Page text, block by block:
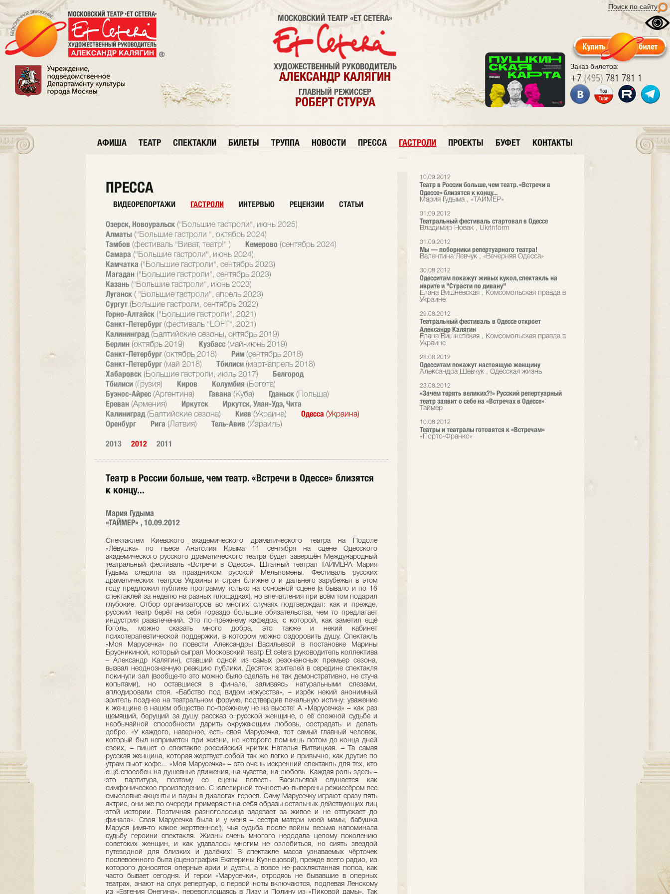
Поиск по сайту
Заказ билетов:
+7 (495) 781 781 1
МОСКОВСКИЙ ТЕАТР «ET CETERA»
ХУДОЖЕСТВЕННЫЙ РУКОВОДИТЕЛЬ
АЛЕКСАНДР КАЛЯГИН
ГЛАВНЫЙ РЕЖИССЕР
РОБЕРТ СТУРУА
АФИША ТЕАТР СПЕКТАКЛИ БИЛЕТЫ ТРУППА НОВОСТИ ПРЕССА ГАСТРОЛИ ПРОЕКТЫ БУФЕТ КОНТАКТЫ
10.09.2012
Театр в России больше, чем театр. «Встречи в
Одессе» близятся к концу...
Мария Гудыма , «ТАЙМЕР»
01.09.2012
Театральный фестиваль стартовал в Одессе
Владимир Новак , UkrInform
01.09.2012
Мы — поборники репертуарного театра!
Валентина Левчук , «Вечерняя Одесса»
30.08.2012
Одесситам покажут живых кукол, спектакль на
иврите и "Страсти по дивану"
Елана Вишневская , Комсомольская правда в
Украине
29.08.2012
Театральный фестиваль в Одессе откроет
Александр Калягин
Елана Вишневская , Комсомольская правда в
Украине
28.08.2012
Одесситам покажут настоящую женщину
Александра Шевчук , Одесская жизнь
23.08.2012
«Зачем терять великих?!» Русский репертуарный
театр заявит о себе на «Встречах в Одессе»
Таймер
10.08.2012
Театры и театралы готовятся к «Встречам»
«Порто-Франко»
ПРЕССА
ВИДЕОРЕПОРТАЖИ ГАСТРОЛИ ИНТЕРВЬЮ РЕЦЕНЗИИ СТАТЬИ
Озерск, Новоуральск ("Большие гастроли", июнь 2025)
Алматы ("Большие гастроли ", октябрь 2024)
Тамбов (фестиваль "Виват, театр!" ) Кемерово (сентябрь 2024)
Самара ("Большие гастроли", июнь 2024)
Камчатка ("Большие гастроли", сентябрь 2023)
Магадан ("Большие гастроли", сентябрь 2023)
Казань ("Большие гастроли", июнь 2023)
Луганск ( "Большие гастроли", апрель 2023)
Сургут (Большие гастроли, сентябрь 2022)
Горно-Алтайск ("Большие гастроли", 2021)
Санкт-Петербург (фестиваль "LOFT", 2021)
Калининград (Балтийские сезоны, октябрь 2019)
Берлин (октябрь 2019) Кузбасс (май-июнь 2019)
Санкт-Петербург (октябрь 2018) Рим (сентябрь 2018)
Санкт-Петербург (май 2018) Тбилиси (март-апрель 2018)
Хабаровск (Большие гастроли, июль 2017)
Белгород
Тбилиси (Грузия) Киров Колумбия (Богота)
Буэнос-Айрес (Аргентина) Гавана (Куба) Гданьск (Польша)
Ереван (Армения) Иркутск
Иркутск, Улан-Удэ, Чита
Калиниград (Балтийские сезона) Киев (Украина) Одесса (Украина)
Оренбург Рига (Латвия) Тель-Авив (Израиль)
2013 2012 2011
Театр в России больше, чем театр. «Встречи в Одессе» близятся
к концу...
Мария Гудыма
«ТАЙМЕР» , 10.09.2012
Спектаклем Киевского академического драматического театра на Подоле
«Лёвушка» по пьесе Анатолия Крыма 11 сентября на сцене Одесского
академического русского драматического театра будет завершён Международный
театральный фестиваль «Встречи в Одессе». Штатный театрал ТАЙМЕРА Мария
Гудыма следила за праздником русской Мельпомены. Фестиваль русских
драматических театров Украины и стран ближнего и дальнего зарубежья в этом
году предложил публике программу только на основной сцене (а бывало и по 16
спектаклей за неделю на разных площадках), но впечатления при всём том подарил
глубокие. Отбор организаторов во многих случаях подтверждал: как и прежде,
русский театр берёт на себя гораздо большие обязательства, чем то предлагает
индустрия развлечений. Это по-прежнему кафедра, с которой, как заметил ещё
Гоголь, можно сказать много добра, это также и некий кабинет
психотерапевтической поддержки, в котором можно оздоровить душу. Спектакль
«Моя Марусечка» по повести Александры Васильевой в постановке Марины
Брусникиной, который сыграл Московский театр Et cetera (руководитель коллектива
– Александр Калягин), ставший одной из самых резонансных премьер сезона,
вызвал неоднозначную реакцию публики. Десяток зрителей в середине спектакля
покинули зал (вообще-то это можно было сделать не так демонстративно, не стуча
копытами), но оставшиеся в финале, заливаясь натуральными слезами,
аплодировали стоя. «Бабство под видом искусства», – изрёк некий анонимный
зритель позднее на театральном форуме, подтвердив печальную истину: уважение
к женщине в нашем обществе по-прежнему не на высоте! А «Марусечка» – как раз
щемящий, берущий за душу рассказ о русской женщине, о её сложной судьбе и
необычайной способности дарить окружающим любовь, сострадать и делать
добро. «У каждого, наверное, есть своя Марусечка, тот самый главный человек,
который был неприметен при жизни, но которого помнишь потом до конца дней
своих, – пишет о спектакле российский критик Наталья Витвицкая. – Та самая
русская женщина, которая жертвует собой так же легко и привычно, как другие по
утрам пьют кофе... «Моя Марусечка» – это очень искренний спектакль для тех, кто
ещё способен на душевные движения, на чувства, на любовь. Каждая роль здесь –
это партитура, поэтому со сцены повесть Васильевой слушается как
симфоническое произведение. С ювелирной точностью выверены режиссёром все
смысловые акценты и паузы в диалогах героев. Саму Марусечку играют сразу пять
актрис, они же по очереди примеряют на себя образы остальных действующих лиц
этой истории. Поэтичная разноголосица задевает за живое и не отпускает до
финала». Своя Марусечка была и у меня – сестра матери моей мамы, бабушка
Маруся (имя-то какое жертвенное!), чья судьба после войны весьма напоминала
судьбу героини спектакля. Жизнь очень многого недодала целому поколению
советских женщин, и как удавалось многим не озлобиться, но сиять звездой
путеводной для близких и далёких! В спектакле масса узнаваемых чёрточек
послевоенного быта (сценография Екатерины Кузнецовой), прежде всего радио, из
которого доносятся оперные арии и дуэты, а вовсе не расхлястанная попса, как
часто бывает сегодня. И герои «Марусечки», отродясь не бывавшие в оперных
театрах, знают на слух репертуар, с первой ноты включаются, подпевая Ленскому
из «Евгения Онегина», перевоплощаясь в Лизу и Полину из «Пиковой дамы». Так